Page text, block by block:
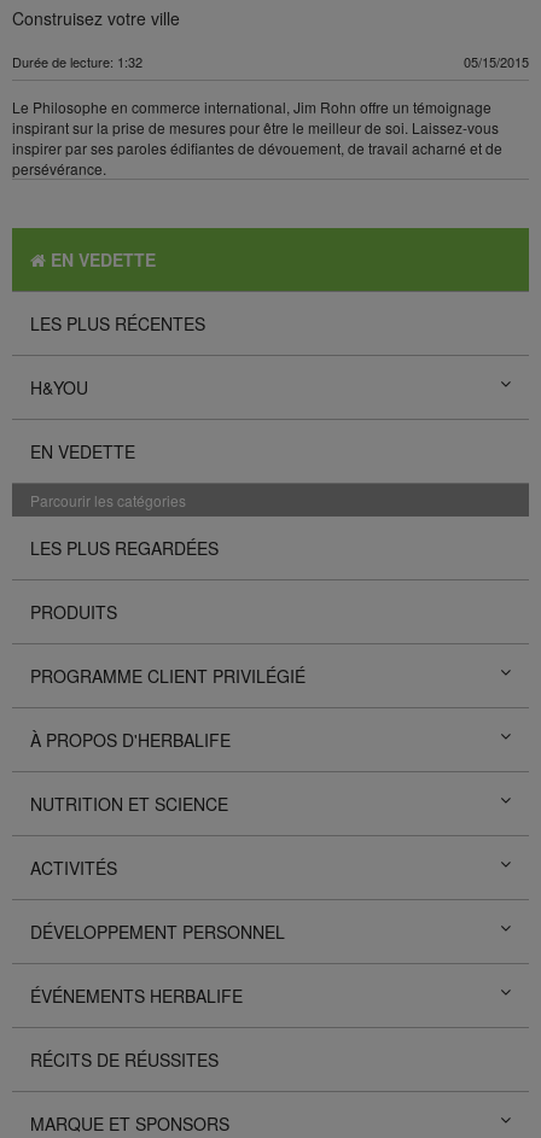
Construisez votre ville
Durée de lecture: 1:32 05/15/2015
Le Philosophe en commerce international, Jim Rohn offre un témoignage
inspirant sur ​​la prise de mesures pour être le meilleur de soi. Laissez-vous
inspirer par ses paroles édifiantes de dévouement, de travail acharné et de
persévérance.
EN VEDETTE
LES PLUS RÉCENTES
H&YOU
EN VEDETTE
Parcourir les catégories
LES PLUS REGARDÉES
PRODUITS
PROGRAMME CLIENT PRIVILÉGIÉ
À PROPOS D'HERBALIFE
NUTRITION ET SCIENCE
ACTIVITÉS
DÉVELOPPEMENT PERSONNEL
ÉVÉNEMENTS HERBALIFE
RÉCITS DE RÉUSSITES
MARQUE ET SPONSORS